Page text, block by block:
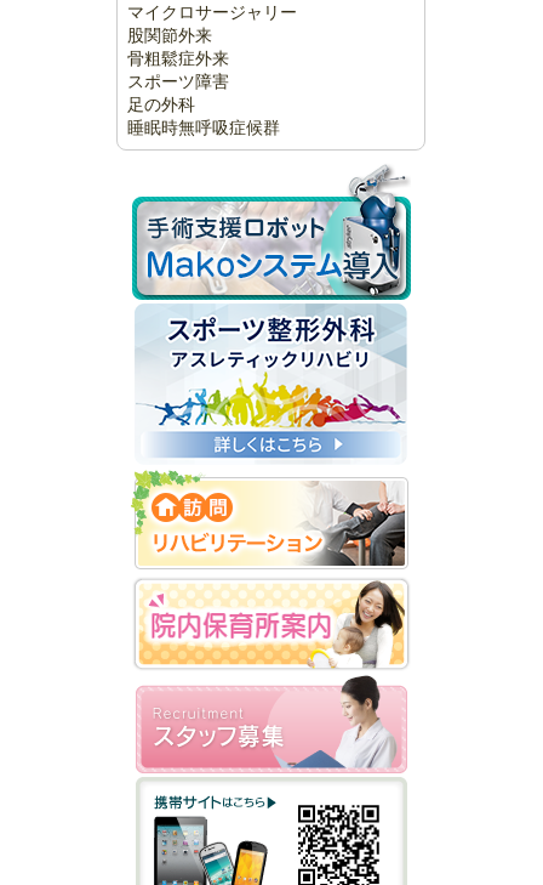
マイクロサージャリー
股関節外来
骨粗鬆症外来
スポーツ障害
足の外科
睡眠時無呼吸症候群